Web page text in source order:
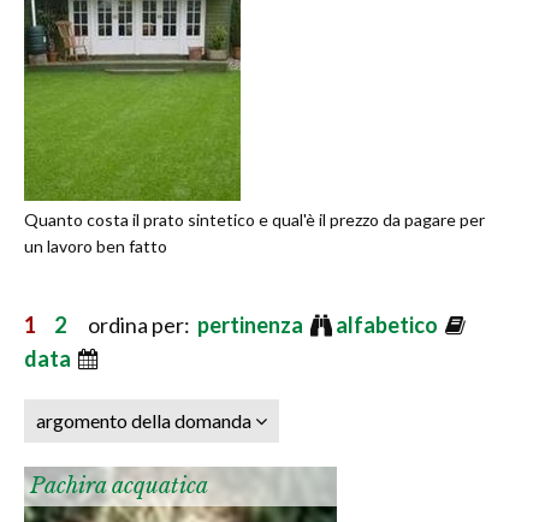
Quanto costa il prato sintetico e qual'è il prezzo da pagare per
un lavoro ben fatto
1 2 ordina per: pertinenza
alfabetico
data
argomento della domanda
Pachira acquatica